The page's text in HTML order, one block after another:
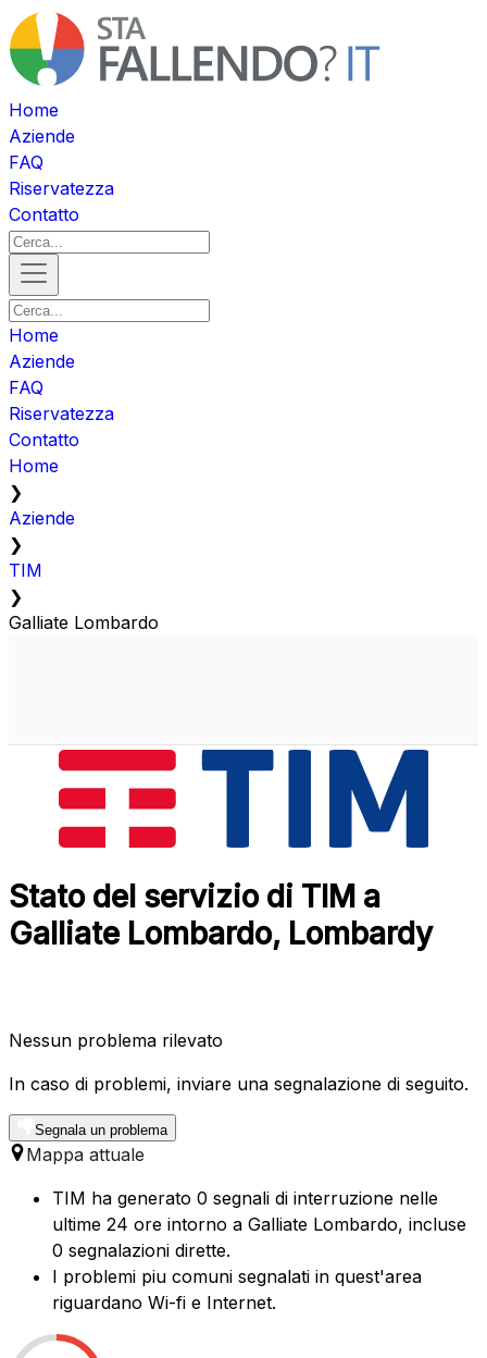
Home
Aziende
FAQ
Riservatezza
Contatto
Home
Aziende
FAQ
Riservatezza
Contatto
Home
❯
Aziende
❯
TIM
❯
Galliate Lombardo
Stato del servizio di TIM a
Galliate Lombardo, Lombardy
Nessun problema rilevato
In caso di problemi, inviare una segnalazione di seguito.
Segnala un problema
Mappa attuale
TIM ha generato 0 segnali di interruzione nelle
ultime 24 ore intorno a Galliate Lombardo, incluse
0 segnalazioni dirette.
I problemi piu comuni segnalati in quest'area
riguardano Wi-fi e Internet.